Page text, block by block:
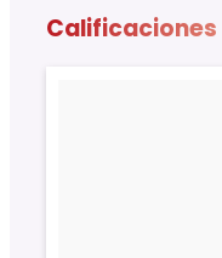
Calificaciones